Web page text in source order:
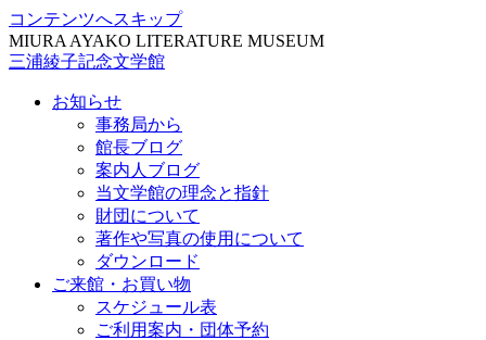
コンテンツへスキップ
MIURA AYAKO LITERATURE MUSEUM
三浦綾子記念文学館
お知らせ
事務局から
館長ブログ
案内人ブログ
当文学館の理念と指針
財団について
著作や写真の使用について
ダウンロード
ご来館・お買い物
スケジュール表
ご利用案内・団体予約